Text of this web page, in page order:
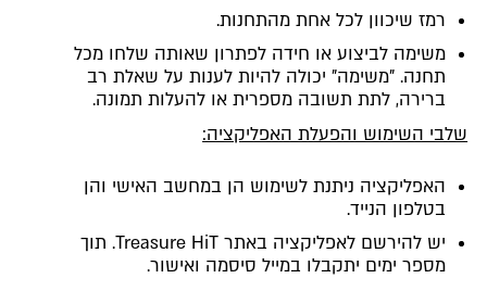
רמז שיכוון לכל אחת מהתחנות.
משימה לביצוע או חידה לפתרון שאותה שלחו מכל
תחנה. "משימה" יכולה להיות לענות על שאלת רב
ברירה, לתת תשובה מספרית או להעלות תמונה.
שלבי השימוש והפעלת האפליקציה:
האפליקציה ניתנת לשימוש הן במחשב האישי והן
בטלפון הנייד.
יש להירשם לאפליקציה באתר Treasure HiT. תוך
מספר ימים יתקבלו במייל סיסמה ואישור.